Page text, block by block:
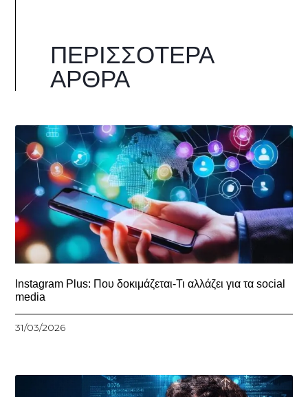
ΠΕΡΙΣΣΌΤΕΡΑ
ΆΡΘΡΑ
Instagram Plus: Που δοκιμάζεται-Τι αλλάζει για τα social
media
31/03/2026